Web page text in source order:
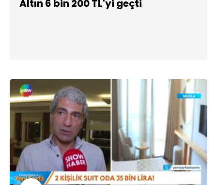
Altın 6 bin 200 TL'yi geçti